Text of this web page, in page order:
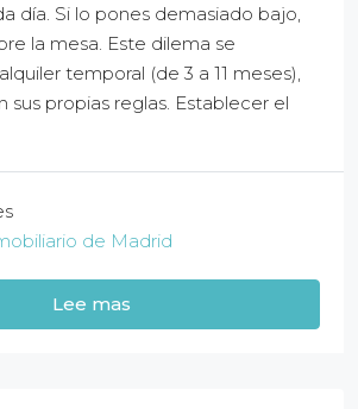
día. Si lo pones demasiado bajo,
la mesa. Este dilema se
temporal (de 3 a 11 meses),
sus propias reglas. Establecer el
de Madrid
Lee mas